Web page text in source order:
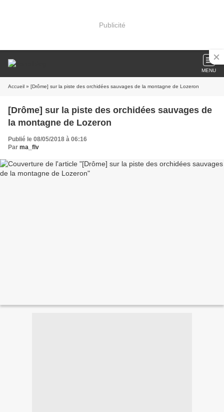
Publicité
MENU
Accueil » [Drôme] sur la piste des orchidées sauvages de la montagne de Lozeron
[Drôme] sur la piste des orchidées sauvages de
la montagne de Lozeron
Publié le 08/05/2018 à 06:16
Par ma_flv